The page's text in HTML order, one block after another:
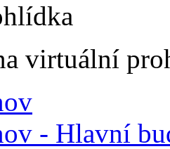
virtuální
- Hlavní